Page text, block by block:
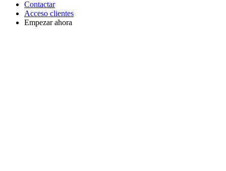
Contactar
Acceso clientes
Empezar ahora